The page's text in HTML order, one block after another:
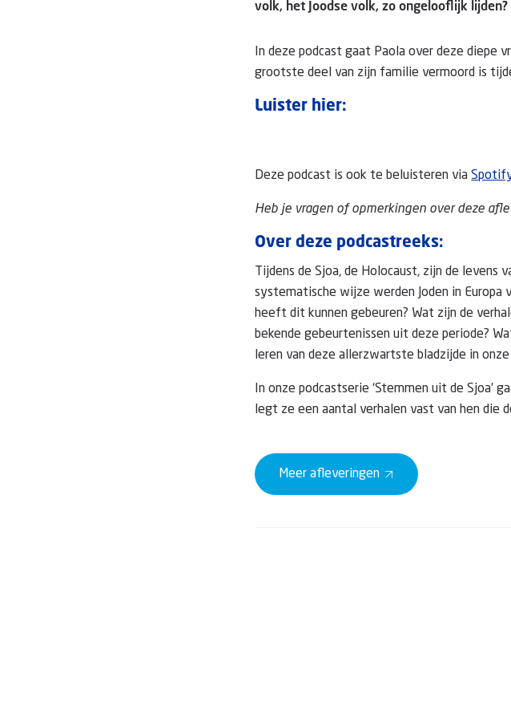
volk, het Joodse volk, zo ongelooflijk lijden?
In deze podcast gaat Paola over deze diepe
grootste deel van zijn familie vermoord is
Luister hier:
Deze podcast is ook te beluisteren via
Heb je vragen of opmerkingen over deze
Over deze podcastreeks:
Tijdens de Sjoa, de Holocaust, zijn de levens
systematische wijze werden Joden in Europa
heeft dit kunnen gebeuren? Wat zijn de
bekende gebeurtenissen uit deze periode?
leren van deze allerzwartste bladzijde in onze
In onze podcastserie ‘Stemmen uit de Sjoa’
legt ze een aantal verhalen vast van hen die
Meer afleveringen